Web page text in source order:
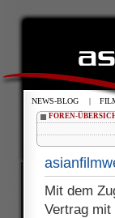
FOREN-
Mit dem
Vertrag mit
NEWS-BLOG |